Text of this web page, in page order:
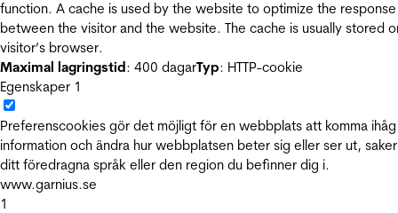
function. A cache is used by the website to optimize the
between the visitor and the website. The cache is usually stored
visitor’s browser.
Maximal lagringstid: 400 dagarTyp: HTTP-cookie
Egenskaper 1
Preferenscookies gör det möjligt för en webbplats att komma ihåg
information och ändra hur webbplatsen beter sig eller ser ut,
ditt föredragna språk eller den region du befinner dig i.
www.garnius.se
1